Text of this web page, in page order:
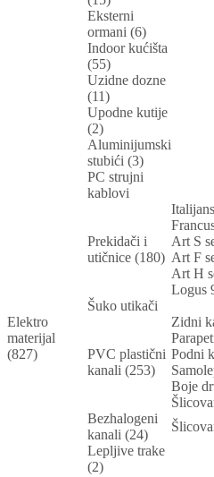
Elektro
materijal
(827)
Eksterni
ormani (6)
Indoor kućišta
(55)
Uzidne dozne
(11)
Upodne kutije
(2)
Aluminijumski
stubići (3)
PC strujni
kablovi
Prekidači i
utičnice (180)
Art S
Art F
Art H
Logus
Šuko utikači
PVC plastični
kanali (253)
Zidni
Podni
Boje
Bezhalogeni
kanali (24)
Lepljive trake
(2)